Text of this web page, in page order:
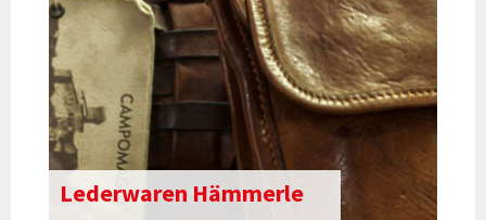
Lederwaren Hämmerle